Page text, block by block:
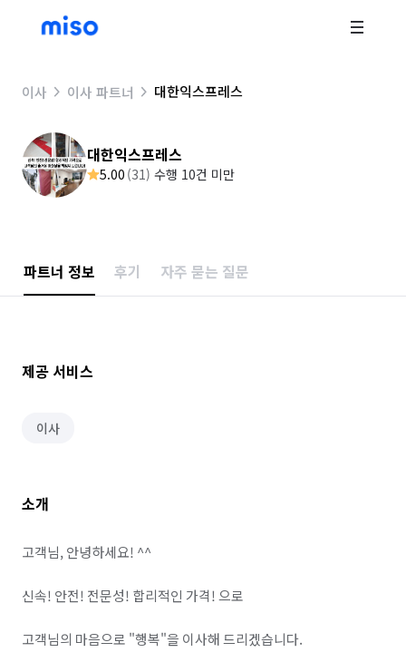
이사 이사 파트너 대한익스프레스
대한익스프레스
5.00 (31) 수행 10건 미만
파트너 정보 후기 자주 묻는 질문
제공 서비스
이사
소개
고객님, 안녕하세요! ^^
신속! 안전! 전문성! 합리적인 가격! 으로
고객님의 마음으로 "행복"을 이사해 드리겠습니다.